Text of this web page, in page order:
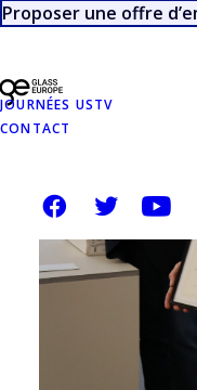
Proposer une offre
JOURNÉES USTV
CONTACT